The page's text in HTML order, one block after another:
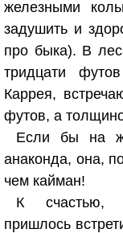
железными
задушить и
про быка). В
тридцати
Каррея,
футов, а
Если бы на
анаконда, она,
чем кайман!
К счастью,
пришлось